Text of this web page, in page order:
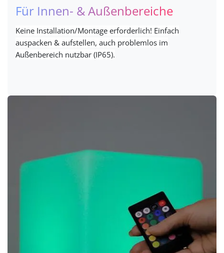
Für Innen- & Außenbereiche
Keine Installation/Montage erforderlich! Einfach
auspacken & aufstellen, auch problemlos im
Außenbereich nutzbar (IP65).